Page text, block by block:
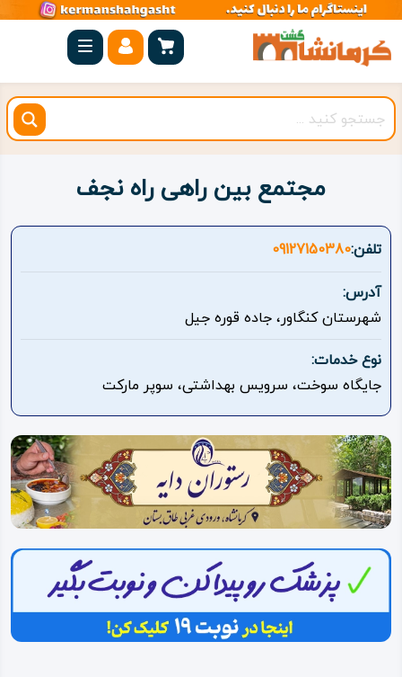
صفحه
اصلی
کرمانشاه
شهرستان
بیستون
روستاهای
هدف
اقامتگاه
ویژه
ویدئو
درباره
ما
مجتمع بین راهی راه نجف
تلفن:09127150380
آدرس:
شهرستان کنگاور، جاده قوره جیل
نوع خدمات:
جایگاه سوخت، سرویس بهداشتی، سوپر مارکت